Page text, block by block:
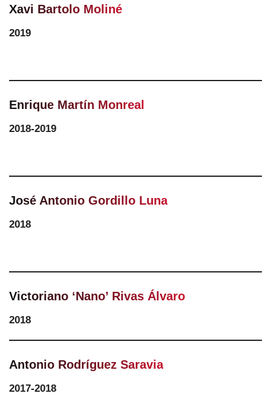
Xavi Bartolo Moliné
2019
Enrique Martín Monreal
2018-2019
José Antonio Gordillo Luna
2018
Victoriano ‘Nano’ Rivas Álvaro
2018
Antonio Rodríguez Saravia
2017-2018